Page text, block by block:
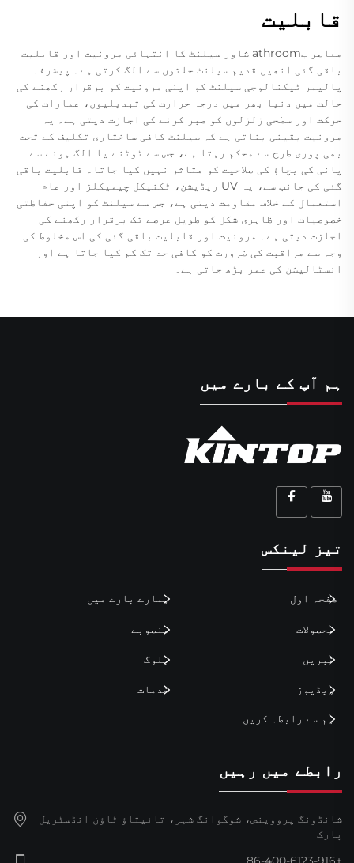
قابلیت
معاصر بathroom شاور سیلنٹ کا انتہائی مرونیت اور قابلیت
باقی گئی انھیں قدیم سیلنٹ حلتوں سے الگ کرتی ہے۔ پیشرفہ
پالیمر ٹیکنالوجی سیلنٹ کو اپنی مرونیت کو برقرار رکھنے کی
حالت میں دنیا بھر میں درجہ حرارت کی تبدیلیوں، عمارات کی
حرکت اور سطحی زلزلوں کو صبر کرنے کی اجازت دیتی ہے۔ یہ
مرونیت یقینی بناتی ہے کہ سیلنٹ کافی ساختاری تکلیف کے تحت
بھی پوری طرح سے محکم رہتا ہے، جس سے ٹوٹنے یا الگ ہونے سے
پانی کی بچاؤ کی صلاحیت کو متاثر نہیں کیا جاتا۔ قابلیت باقی
گئی کی جانب سے، یہ UV ریڈیشن، ٹکنیکل چیمیکلز اور عام
استعمال کے خلاف مقاومت دیتی ہے، جس سے سیلنٹ کو اپنی حفاظتی
خصوصیات اور ظاہری شکل کو طویل عرصے تک برقرار رکھنے کی
اجازت دیتی ہے۔ مرونیت اور قابلیت باقی گئی کی اس مخلوط کی
وجہ سے مراقبت کی ضرورت کو کافی حد تک کم کیا جاتا ہے اور
انسٹالیشن کی عمر بڑھ جاتی ہے۔
ہم آپ کے بارے میں
تیز لینکس
صفحہ اول ہمارے بارے میں
محصولات منصوبے
خبریں بلوگ
ویڈیوز خدمات
ہم سے رابطہ کریں
رابطے میں رہیں
شانڈونگ پرووینص، شوگوانگ شہر، تائیتاؤ ٹاؤن انڈسٹریل
پارک